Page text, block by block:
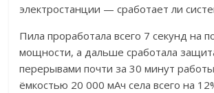
электростанции — сработает ли
Пила проработала всего 7 секунд на
мощности, а дальше сработала
перерывами почти за 30 минут
ёмкостью 20 000 мАч села всего на